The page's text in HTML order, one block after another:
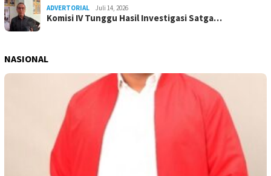
ADVERTORIAL Juli 14, 2026
Komisi IV Tunggu Hasil Investigasi Satga…
NASIONAL